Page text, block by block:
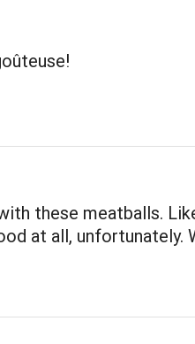
these meatballs.
at all, unfortunately.